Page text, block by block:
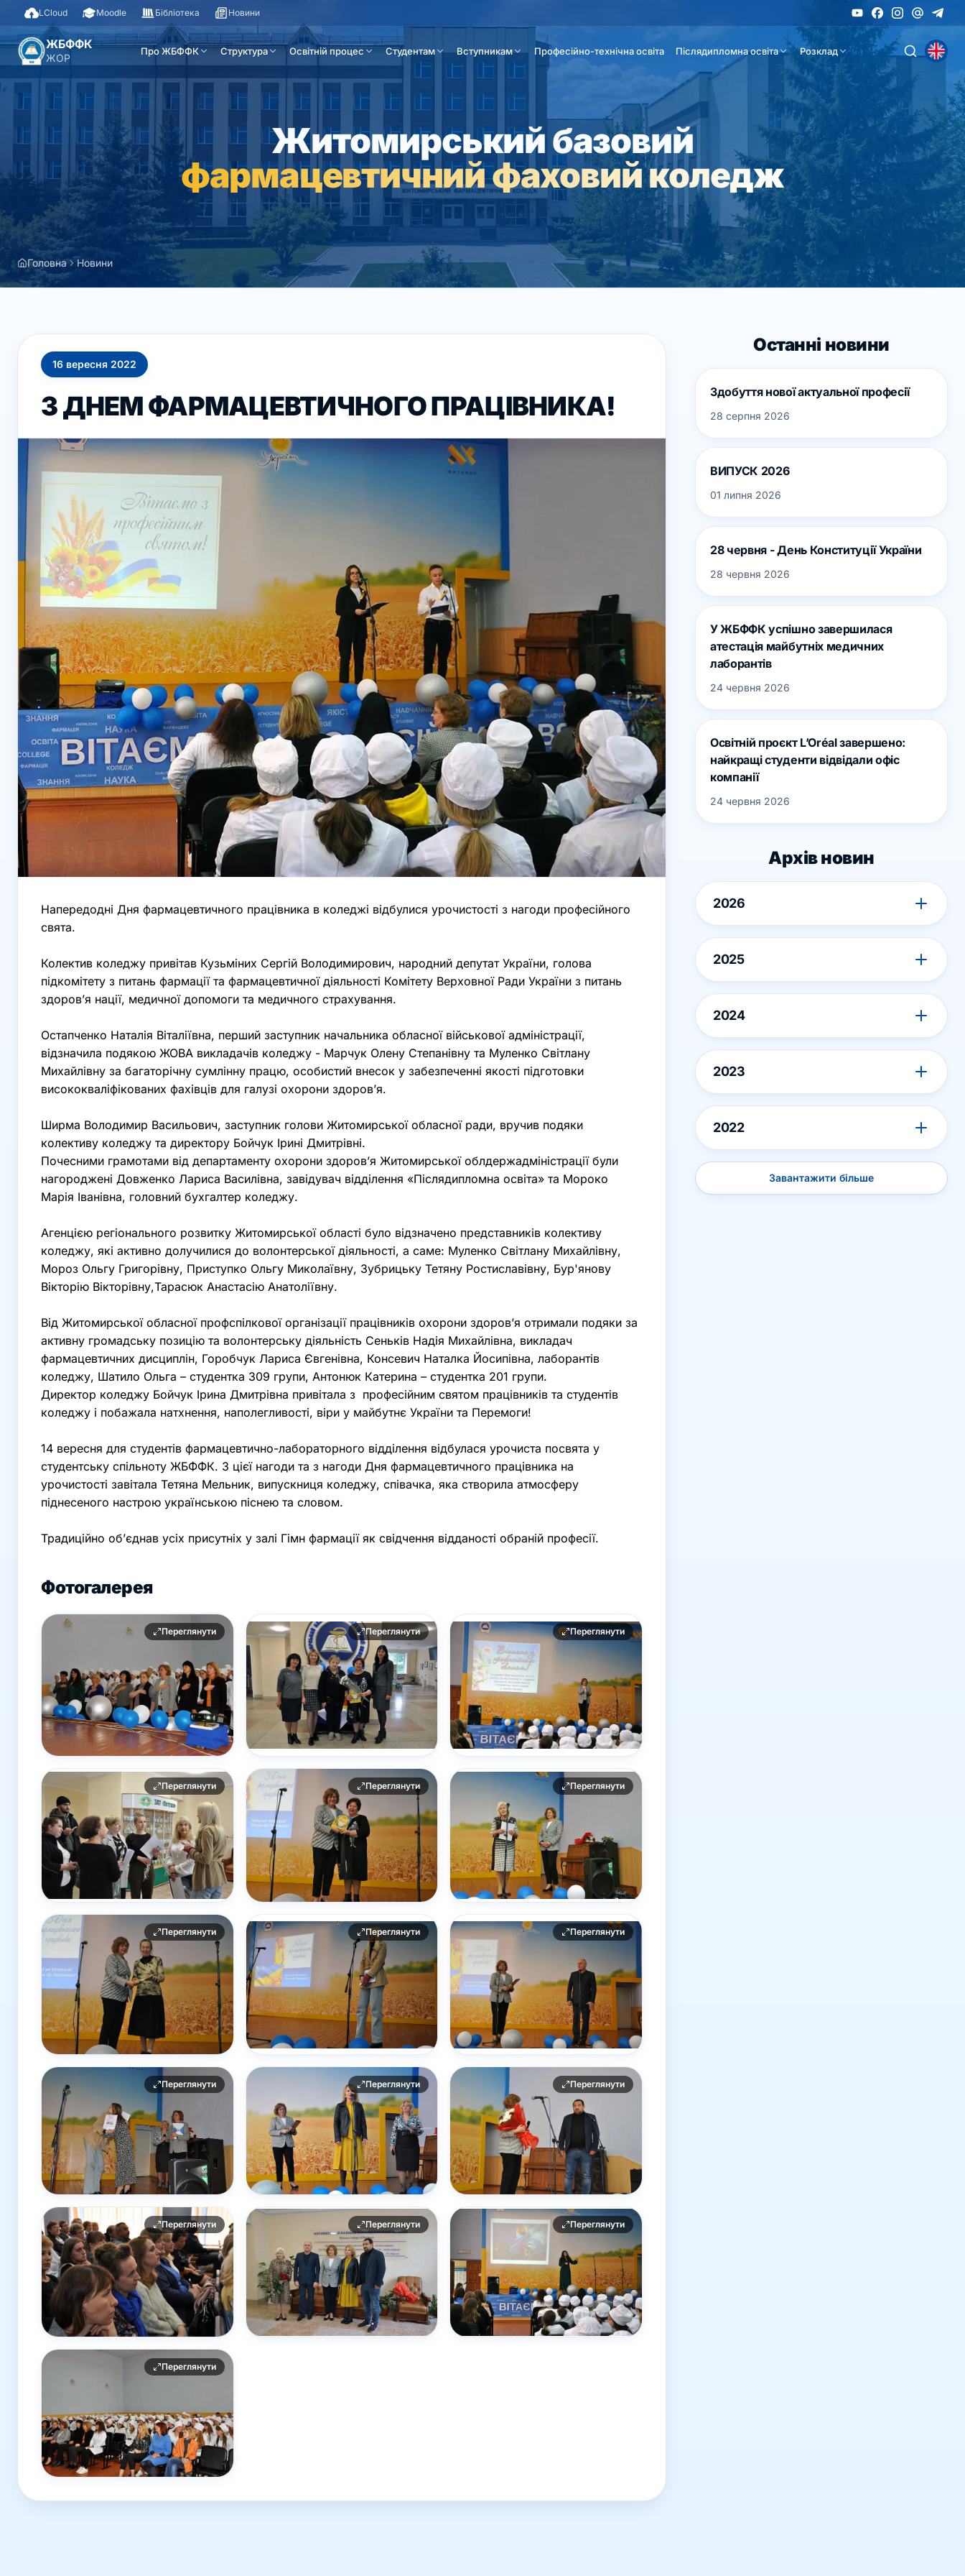
LCloud Moodle Бібліотека Новини
ЖБФФК
ЖОР
Про ЖБФФК Структура Освітній процес Студентам Вступникам Професійно-технічна освіта Післядипломна освіта Розклад
Житомирський базовий
фармацевтичний фаховий коледж
Головна Новини
16 вересня 2022
З ДНЕМ ФАРМАЦЕВТИЧНОГО ПРАЦІВНИКА!
Напередодні Дня фармацевтичного працівника в коледжі відбулися урочистості з нагоди професійного
свята.
Колектив коледжу привітав Кузьміних Сергій Володимирович, народний депутат України, голова
підкомітету з питань фармації та фармацевтичної діяльності Комітету Верховної Ради України з питань
здоров’я нації, медичної допомоги та медичного страхування.
Остапченко Наталія Віталіївна, перший заступник начальника обласної військової адміністрації,
відзначила подякою ЖОВА викладачів коледжу - Марчук Олену Степанівну та Муленко Світлану
Михайлівну за багаторічну сумлінну працю, особистий внесок у забезпеченні якості підготовки
висококваліфікованих фахівців для галузі охорони здоров’я.
Ширма Володимир Васильович, заступник голови Житомирської обласної ради, вручив подяки
колективу коледжу та директору Бойчук Ірині Дмитрівні.
Почесними грамотами від департаменту охорони здоров’я Житомирської облдержадміністрації були
нагороджені Довженко Лариса Василівна, завідувач відділення «Післядипломна освіта» та Мороко
Марія Іванівна, головний бухгалтер коледжу.
Агенцією регіонального розвитку Житомирської області було відзначено представників колективу
коледжу, які активно долучилися до волонтерської діяльності, а саме: Муленко Світлану Михайлівну,
Мороз Ольгу Григорівну, Приступко Ольгу Миколаївну, Зубрицьку Тетяну Ростиславівну, Бур'янову
Вікторію Вікторівну,Тарасюк Анастасію Анатоліївну.
Від Житомирської обласної профспілкової організації працівників охорони здоров’я отримали подяки за
активну громадську позицію та волонтерську діяльність Сеньків Надія Михайлівна, викладач
фармацевтичних дисциплін, Горобчук Лариса Євгенівна, Консевич Наталка Йосипівна, лаборантів
коледжу, Шатило Ольга – студентка 309 групи, Антонюк Катерина – студентка 201 групи.
Директор коледжу Бойчук Ірина Дмитрівна привітала з професійним святом працівників та студентів
коледжу і побажала натхнення, наполегливості, віри у майбутнє України та Перемоги!
14 вересня для студентів фармацевтично-лабораторного відділення відбулася урочиста посвята у
студентську спільноту ЖБФФК. З цієї нагоди та з нагоди Дня фармацевтичного працівника на
урочистості завітала Тетяна Мельник, випускниця коледжу, співачка, яка створила атмосферу
піднесеного настрою українською піснею та словом.
Традиційно об’єднав усіх присутніх у залі Гімн фармації як свідчення відданості обраній професії.
Фотогалерея
Переглянути Переглянути Переглянути
Переглянути Переглянути Переглянути
Переглянути Переглянути Переглянути
Переглянути Переглянути Переглянути
Переглянути Переглянути Переглянути
Переглянути
Останні новини
Здобуття нової актуальної професії
28 серпня 2026
ВИПУСК 2026
01 липня 2026
28 червня - День Конституції України
28 червня 2026
У ЖБФФК успішно завершилася
атестація майбутніх медичних
лаборантів
24 червня 2026
Освітній проєкт L’Oréal завершено:
найкращі студенти відвідали офіс
компанії
24 червня 2026
Архів новин
2026
2025
2024
2023
2022
Завантажити більше